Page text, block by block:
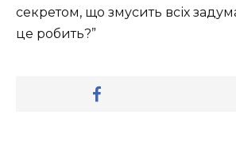
секретом, що змусить всіх
це робить?”